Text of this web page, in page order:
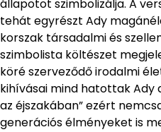
állapotot szimbolizálja. A
tehát egyrészt Ady
korszak társadalmi és
szimbolista költészet
köré szerveződő irodalmi
kihívásai mind hatottak Ady
az éjszakában” ezért
generációs élményeket is